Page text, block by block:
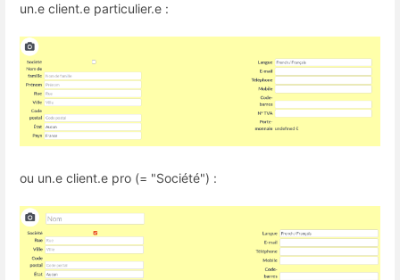
un.e client.e particulier.e :
ou un.e client.e pro (= "Société") :